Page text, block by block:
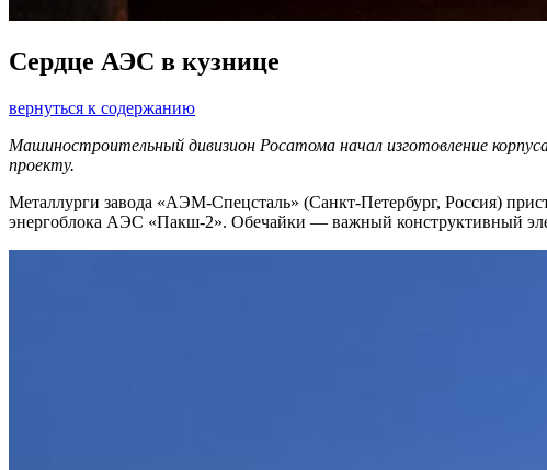
Сердце АЭС в кузнице
вернуться к содержанию
Машиностроительный дивизион Росатома начал изготовление
проекту.
Металлурги завода «АЭМ-Спецсталь» (Санкт-Петербург, Россия)
энергоблока АЭС «Пакш-2». Обечайки — важный конструктивный